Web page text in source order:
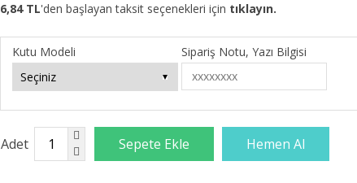
6,84 TL'den başlayan taksit seçenekleri için tıklayın.
Kutu Modeli Sipariş Notu, Yazı Bilgisi
Adet